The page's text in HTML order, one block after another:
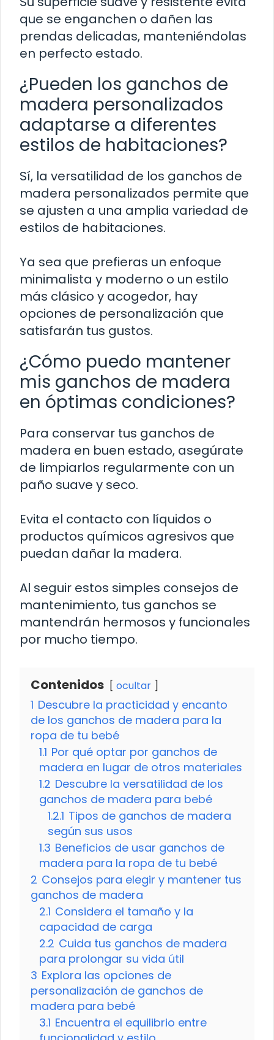
que se enganchen o dañen las
prendas delicadas, manteniéndolas
en perfecto estado.
¿Pueden los ganchos de
madera personalizados
adaptarse a diferentes
estilos de habitaciones?
Sí, la versatilidad de los ganchos de
madera personalizados permite que
se ajusten a una amplia variedad de
estilos de habitaciones.
Ya sea que prefieras un enfoque
minimalista y moderno o un estilo
más clásico y acogedor, hay
opciones de personalización que
satisfarán tus gustos.
¿Cómo puedo mantener
mis ganchos de madera
en óptimas condiciones?
Para conservar tus ganchos de
madera en buen estado, asegúrate
de limpiarlos regularmente con un
paño suave y seco.
Evita el contacto con líquidos o
productos químicos agresivos que
puedan dañar la madera.
Al seguir estos simples consejos de
mantenimiento, tus ganchos se
mantendrán hermosos y funcionales
por mucho tiempo.
Contenidos ocultar
1 Descubre la practicidad y encanto
de los ganchos de madera para la
ropa de tu bebé
1.1 Por qué optar por ganchos de
madera en lugar de otros materiales
1.2 Descubre la versatilidad de los
ganchos de madera para bebé
1.2.1 Tipos de ganchos de madera
según sus usos
1.3 Beneficios de usar ganchos de
madera para la ropa de tu bebé
2 Consejos para elegir y mantener tus
ganchos de madera
2.1 Considera el tamaño y la
capacidad de carga
2.2 Cuida tus ganchos de madera
para prolongar su vida útil
3 Explora las opciones de
personalización de ganchos de
madera para bebé
3.1 Encuentra el equilibrio entre